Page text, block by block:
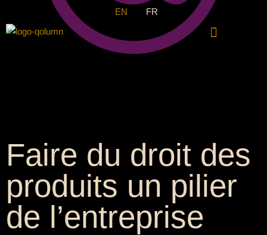
EN FR
Faire du droit des
produits un pilier
de l’entreprise